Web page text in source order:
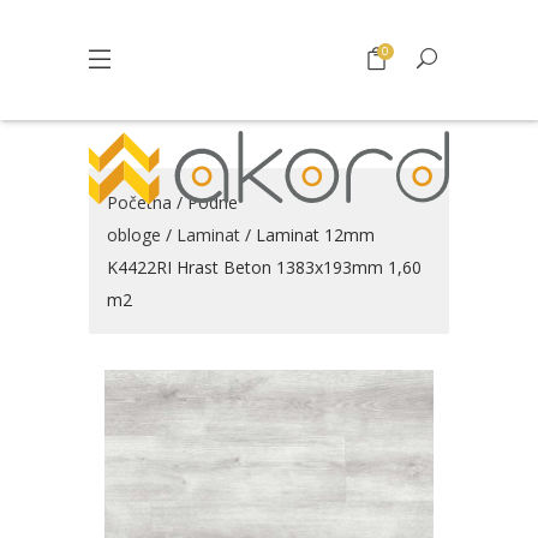
0
Početna /Podne
obloge / Laminat / Laminat 12mm
K4422RI Hrast Beton 1383x193mm 1,60
m2